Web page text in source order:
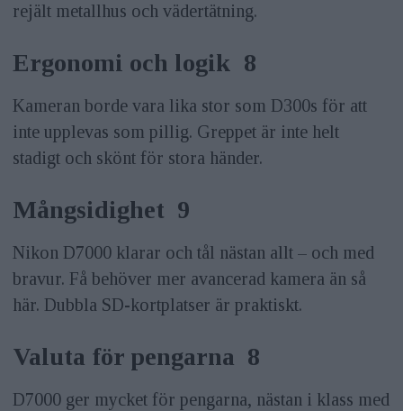
rejält metallhus och vädertätning.
Ergonomi och logik 8
Kameran borde vara lika stor som D300s för att
inte upplevas som pillig. Greppet är inte helt
stadigt och skönt för stora händer.
Mångsidighet 9
Nikon D7000 klarar och tål nästan allt – och med
bravur. Få behöver mer avancerad kamera än så
här. Dubbla SD-kortplatser är praktiskt.
Valuta för pengarna 8
D7000 ger mycket för pengarna, nästan i klass med